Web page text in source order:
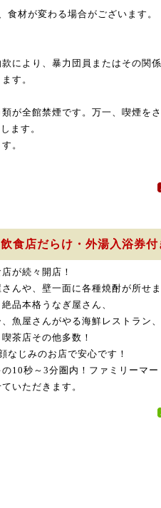
材が変わる場合がございます。
により、暴力団員またはその関
す。
が全館禁煙です。万一、喫煙を
ます。
。
食店だらけ・外湯入浴券付
が続々開店！
んや、壁一面に各種焼酎が所せ
品本格うなぎ屋さん、
魚屋さんがやる海鮮レストラン
茶店その他多数！
なじみのお店で安心です！
10秒～3分圏内！ファミリーマー
いただきます。